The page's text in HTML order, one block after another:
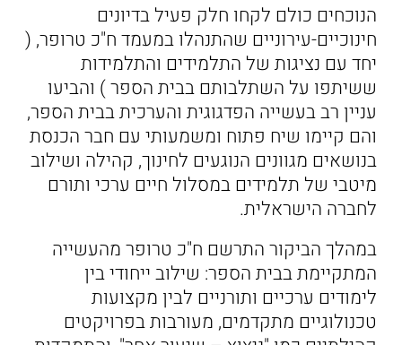
הנוכחים כולם לקחו חלק פעיל בדיונים
חינוכיים-עירוניים שהתנהלו במעמד ח"כ טרופר, (
יחד עם נציגות של התלמידים והתלמידות
ששיתפו על השתלבותם בבית הספר ) והביעו
עניין רב בעשייה הפדגוגית והערכית בבית הספר,
והם קיימו שיח פתוח ומשמעותי עם חבר הכנסת
בנושאים מגוונים הנוגעים לחינוך, קהילה ושילוב
מיטבי של תלמידים במסלול חיים ערכי ותורם
לחברה הישראלית.
במהלך הביקור התרשם ח"כ טרופר מהעשייה
המתקיימת בבית הספר: שילוב ייחודי בין
לימודים ערכיים ותורניים לבין מקצועות
טכנולוגיים מתקדמים, מעורבות בפרויקטים